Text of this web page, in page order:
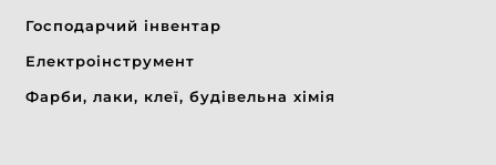
Господарчий інвентар
Електроінструмент
Фарби, лаки, клеї, будівельна хімія